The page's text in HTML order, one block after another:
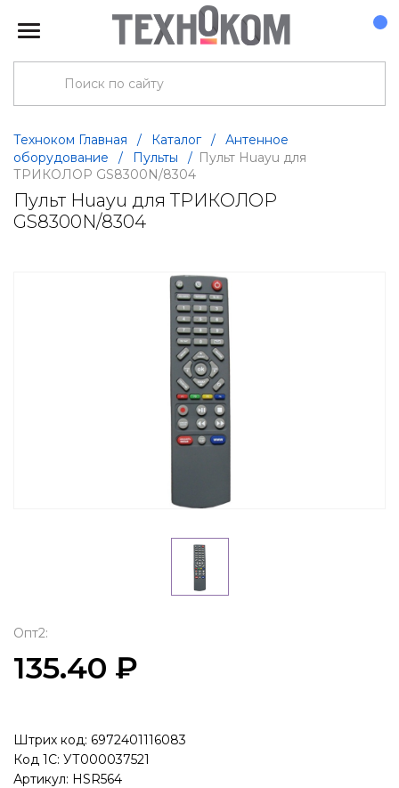
Техноком Главная / Каталог /
Антенное
оборудование
/ Пульты / Пульт Huayu для
ТРИКОЛОР GS8300N/8304
Пульт Huayu для ТРИКОЛОР
GS8300N/8304
Опт2:
135.40 ₽
Штрих код: 6972401116083
Код 1С: УТ000037521
Артикул: HSR564